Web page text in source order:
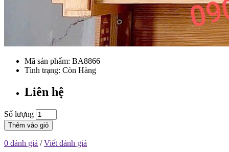
Mã sản phẩm: BA8866
Tình trạng: Còn Hàng
Liên hệ
Số lượng
Thêm vào giỏ
0 đánh giá /Viết đánh giá